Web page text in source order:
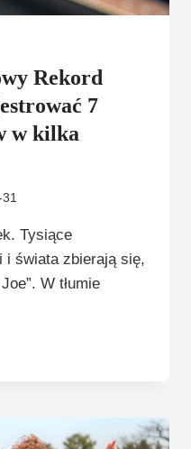
Rekord
7
w kilka
Tysiące
i świata zbierają się,
W tłumie